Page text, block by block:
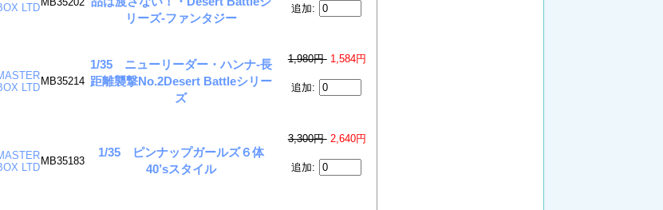
LTD
リーズ-ファンタジー
追加:
LTD
MB35214
1/35 ニューリーダー・ハンナ-長
距離襲撃No.2Desert Battleシリー
ズ
1,980円 1,584円
追加:
LTD
MB35183
1/35 ピンナップガールズ６体
40’sスタイル
3,300円 2,640円
追加: